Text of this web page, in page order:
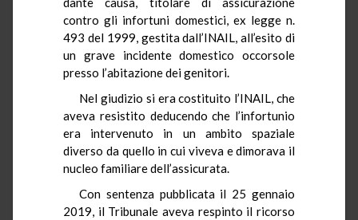
contro gli infortuni domestici, ex legge n.
493 del 1999, gestita dall’INAIL, all’esito di
un grave incidente domestico occorsole
presso l’abitazione dei genitori.
Nel giudizio si era costituito l’INAIL, che
aveva resistito deducendo che l’infortunio
era intervenuto in un ambito spaziale
diverso da quello in cui viveva e dimorava il
nucleo familiare dell’assicurata.
Con sentenza pubblicata il 25 gennaio
2019, il Tribunale aveva respinto il ricorso